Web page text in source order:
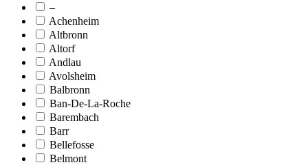
BLUMENROEDER (Quentin)
BOEHLER (Jean-Michel)
BOËS (Simone)
BORNERT (René)
BOUR (Bernard)
BOURCART (Jean)
BOUVET (Maurice)
BOXBERGER (Romain)
BRAUN (Jean)
BRAUN (Suzanne)
BRETZ (Nicolas)
–
Achenheim
Altbronn
Altorf
Andlau
Avolsheim
Balbronn
Ban-De-La-Roche
Barembach
Barr
Bellefosse
Belmont